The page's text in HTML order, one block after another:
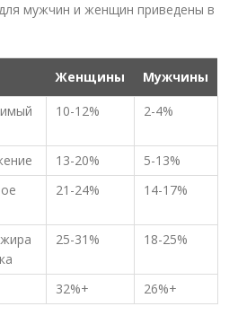
мужчин и женщин приведены в
Женщины
Мужчины
10-12% 2-4%
13-20%
5-13%
21-24% 14-17%
25-31% 18-25%
32%+ 26%+